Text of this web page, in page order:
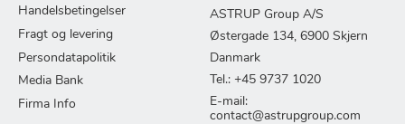
Handelsbetingelser
Fragt og levering
Persondatapolitik
Media Bank
Firma Info
ASTRUP Group A/S
Østergade 134, 6900 Skjern
Danmark
Tel.: +45 9737 1020
E-mail:
contact@astrupgroup.com